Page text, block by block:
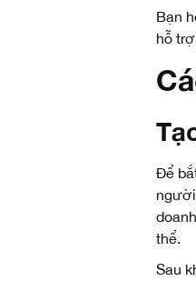
Bạn
hỗ
Để
thể.
Sau